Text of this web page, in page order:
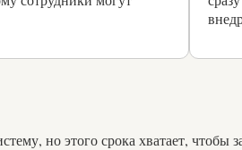
но этого срока хватает,